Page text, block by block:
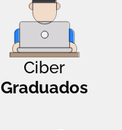
Ciber
Graduados